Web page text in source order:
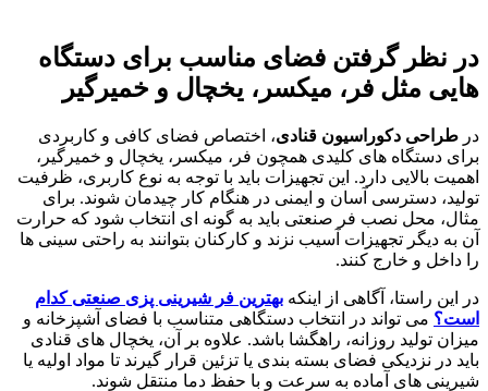
در نظر گرفتن فضای مناسب برای دستگاه
هایی مثل فر، میکسر، یخچال و خمیرگیر
در طراحی دکوراسیون قنادی، اختصاص فضای کافی و کاربردی
برای دستگاه های کلیدی همچون فر، میکسر، یخچال و خمیرگیر،
اهمیت بالایی دارد. این تجهیزات باید با توجه به نوع کاربری، ظرفیت
تولید، دسترسی آسان و ایمنی در هنگام کار چیدمان شوند. برای
مثال، محل نصب فر صنعتی باید به گونه ای انتخاب شود که حرارت
آن به دیگر تجهیزات آسیب نزند و کارکنان بتوانند به راحتی سینی ها
را داخل و خارج کنند.
در این راستا، آگاهی از اینکه بهترین فر شیرینی پزی صنعتی کدام
است؟ می تواند در انتخاب دستگاهی متناسب با فضای آشپزخانه و
میزان تولید روزانه، راهگشا باشد. علاوه بر آن، یخچال های قنادی
باید در نزدیکی فضای بسته بندی یا تزئین قرار گیرند تا مواد اولیه یا
شیرینی های آماده به سرعت و با حفظ دما منتقل شوند.